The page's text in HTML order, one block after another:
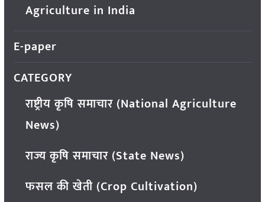
Agriculture in India
E-paper
CATEGORY
राष्ट्रीय कृषि समाचार (National Agriculture
News)
राज्य कृषि समाचार (State News)
फसल की खेती (Crop Cultivation)